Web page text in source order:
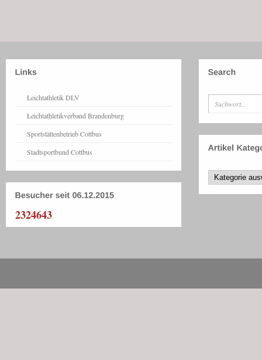
Leichtathletik DLV
Leichtathletikverband Brandenburg
Sportstättenbetrieb Cottbus
Stadtsportbund Cottbus
2324643